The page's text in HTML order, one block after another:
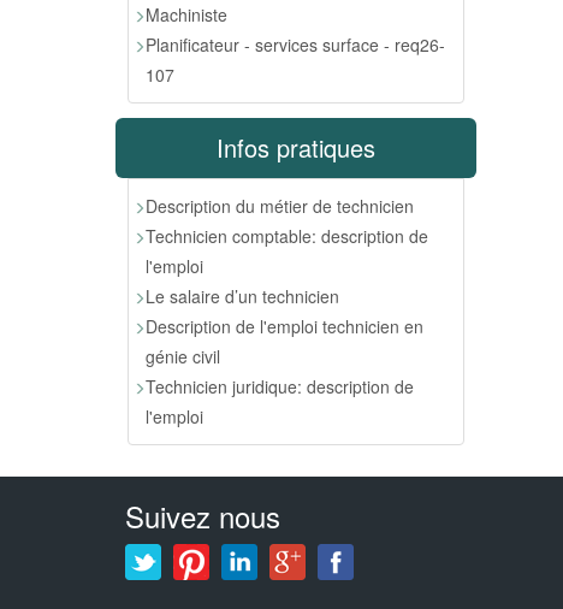
Machiniste
Planificateur - services surface - req26-
107
Infos pratiques
Description du métier de technicien
Technicien comptable: description de
l'emploi
Le salaire d’un technicien
Description de l'emploi technicien en
génie civil
Technicien juridique: description de
l'emploi
Suivez nous